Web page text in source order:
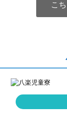
こ